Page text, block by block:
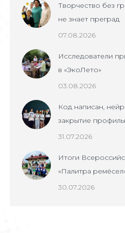
Творчество без
не знает преград
07.08.2026
Исследователи
в «ЭкоЛето»
03.08.2026
Код написан,
закрытие
31.07.2026
Итоги
«Палитра
30.07.2026